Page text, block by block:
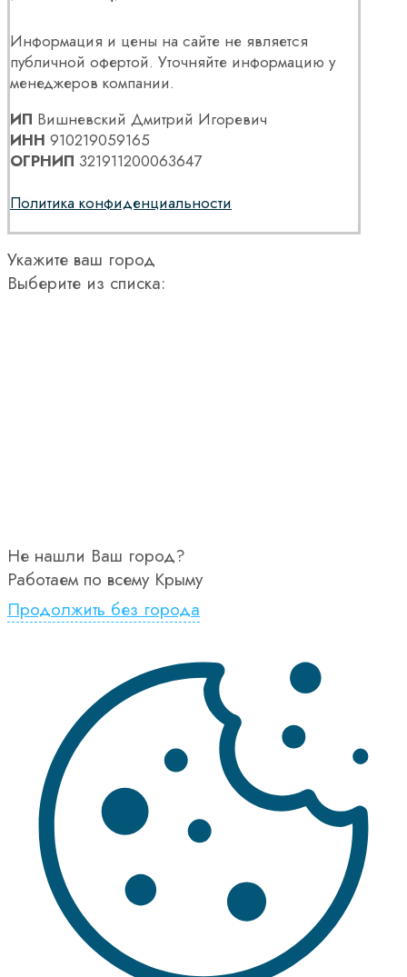
Информация и цены на сайте не является
публичной офертой. Уточняйте информацию у
менеджеров компании.
ИП Вишневский Дмитрий Игоревич
ИНН 910219059165
ОГРНИП 321911200063647
Политика конфиденциальности
Укажите ваш город
Выберите из списка:
Не нашли Ваш город?
Работаем по всему Крыму
Продолжить без города